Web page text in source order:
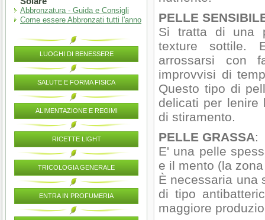
Abbronzatura - Guida e Consigli
Come essere Abbronzati tutti l'anno
LUOGHI DI BENESSERE
SALUTE E FORMA FISICA
ALIMENTAZIONE E REGIMI
RICETTE LIGHT
TRICOLOGIA GENERALE
ENTRA IN PROFUMERIA
PELLE
Si tratta di una
texture sottile.
arrossarsi con
improvvisi di
Questo tipo di
delicati per lenire
di stiramento.
PELLE GRASSA:
E' una pelle
e il mento (la
È necessaria una
di tipo
maggiore